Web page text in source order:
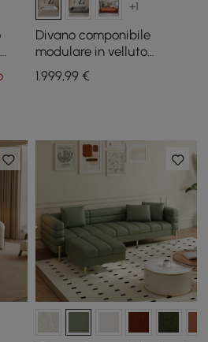
+1
Divano componibile
modulare in velluto
trapuntato a canali da 302
cm 4 pezzi
1.999,99€